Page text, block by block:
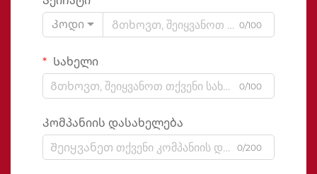
Კოდი
0/100
Სახელი
0/100
Კომპანიის დასახელება
0/200